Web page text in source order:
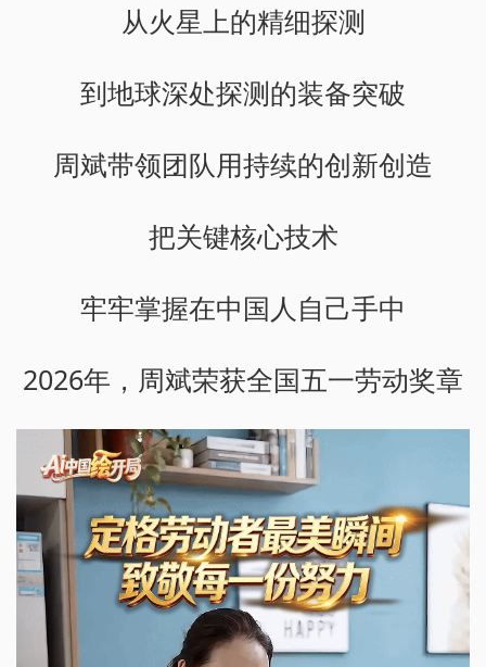
从火星上的精细探测
到地球深处探测的装备突破
周斌带领团队用持续的创新创造
把关键核心技术
牢牢掌握在中国人自己手中
2026年，周斌荣获全国五一劳动奖章